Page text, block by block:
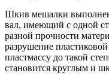
Шкив мешалки выполнен
вал, имеющий с одной
разной прочности
разрушение пластиковой
пластмассу до такой
становится круглым и